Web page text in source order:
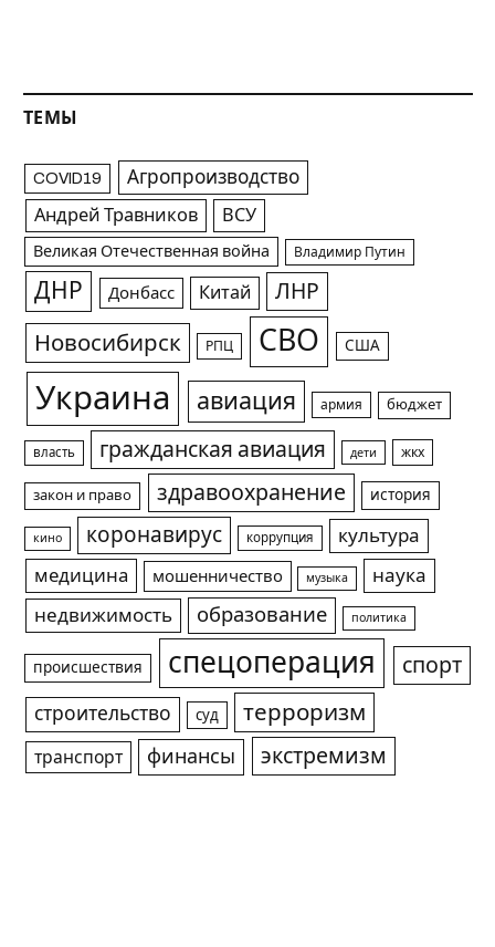
ТЕМЫ
COVID19 Агропроизводство
Андрей Травников ВСУ
Великая Отечественная война Владимир Путин
ДНР Донбасс Китай ЛНР
Новосибирск РПЦ СВО США
Украина авиация армия бюджет
власть гражданская авиация дети жкх
закон и право здравоохранение история
кино коронавирус коррупция
культура
медицина
мошенничество музыка
наука
недвижимость
образование политика
происшествия спецоперация спорт
строительство суд терроризм
транспорт финансы экстремизм